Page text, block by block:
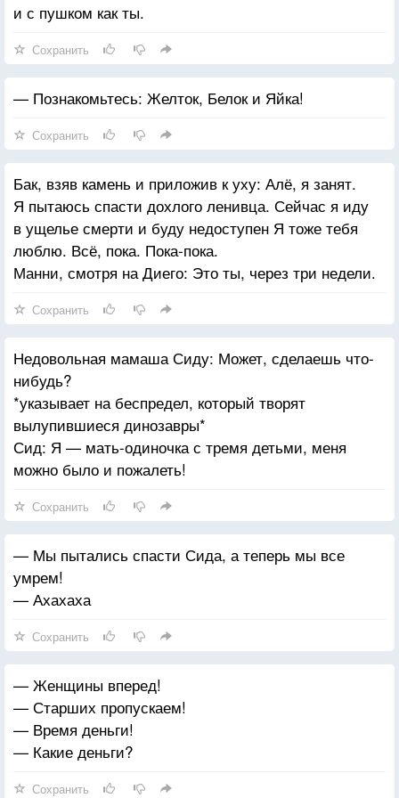
и с пушком как ты.
Сохранить
— Познакомьтесь: Желток, Белок и Яйка!
Сохранить
Бак, взяв камень и приложив к уху: Алё, я занят.
Я пытаюсь спасти дохлого ленивца. Сейчас я иду
в ущелье смерти и буду недоступен Я тоже тебя
люблю. Всё, пока. Пока-пока.
Манни, смотря на Диего: Это ты, через три недели.
Сохранить
Недовольная мамаша Сиду: Может, сделаешь что-
нибудь?
*указывает на беспредел, который творят
вылупившиеся динозавры*
Сид: Я — мать-одиночка с тремя детьми, меня
можно было и пожалеть!
Сохранить
— Мы пытались спасти Сида, а теперь мы все
умрем!
— Ахахаха
Сохранить
— Женщины вперед!
— Старших пропускаем!
— Время деньги!
— Какие деньги?
Сохранить